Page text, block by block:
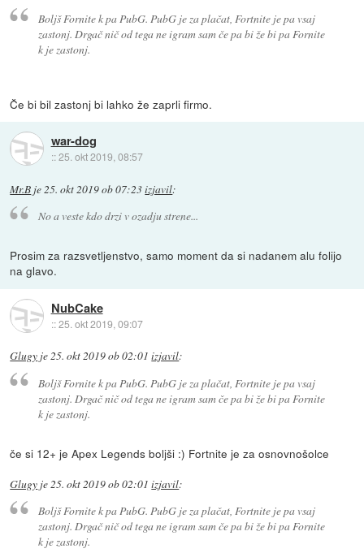
Boljš Fornite k pa PubG. PubG je za plačat, Fortnite je pa vsaj
zastonj. Drgač nič od tega ne igram sam če pa bi že bi pa Fornite
k je zastonj.
Če bi bil zastonj bi lahko že zaprli firmo.
war-dog
::25. okt 2019, 08:57
Mr.B je25. okt 2019 ob 07:23izjavil:
No a veste kdo drzi v ozadju strene...
Prosim za razsvetljenstvo, samo moment da si nadanem alu folijo
na glavo.
NubCake
::25. okt 2019, 09:07
Glugy je25. okt 2019 ob 02:01 izjavil:
Boljš Fornite k pa PubG. PubG je za plačat, Fortnite je pa vsaj
zastonj. Drgač nič od tega ne igram sam če pa bi že bi pa Fornite
k je zastonj.
če si 12+ je Apex Legends boljši :) Fortnite je za osnovnošolce
Glugy je25. okt 2019 ob 02:01 izjavil:
Boljš Fornite k pa PubG. PubG je za plačat, Fortnite je pa vsaj
zastonj. Drgač nič od tega ne igram sam če pa bi že bi pa Fornite
k je zastonj.